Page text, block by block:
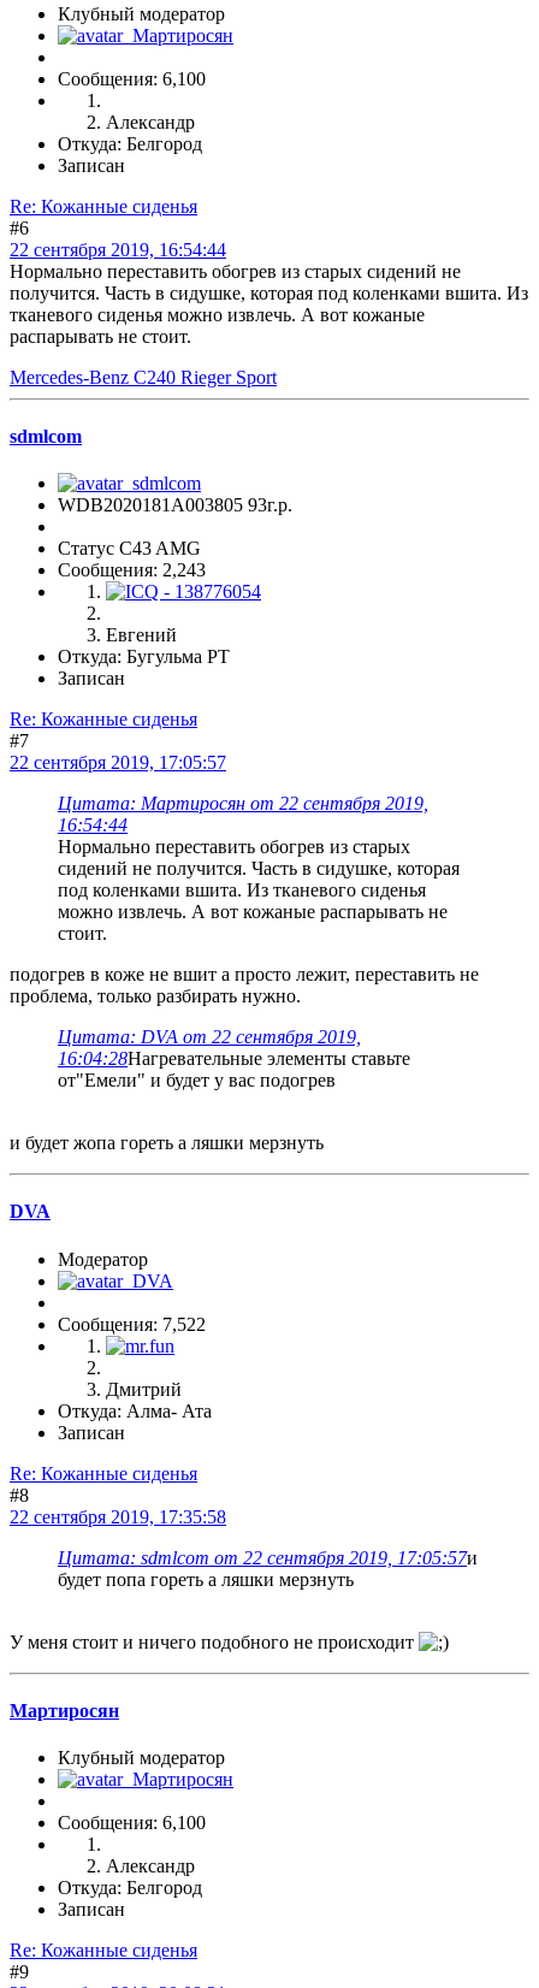
Клубный модератор
Сообщения: 6,100
Александр
Откуда: Белгород
Записан
Re: Кожанные сиденья
#6
22 сентября 2019, 16:54:44
Нормально переставить обогрев из старых сидений не
получится. Часть в сидушке, которая под коленками вшита. Из
тканевого сиденья можно извлечь. А вот кожаные
распарывать не стоит.
Mercedes-Benz C240 Rieger Sport
sdmlcom
WDB2020181A003805 93г.р.
Статус C43 AMG
Сообщения: 2,243
Евгений
Откуда: Бугульма РТ
Записан
Re: Кожанные сиденья
#7
22 сентября 2019, 17:05:57
Цитата: Мартиросян от 22 сентября 2019,
16:54:44
Нормально переставить обогрев из старых
сидений не получится. Часть в сидушке, которая
под коленками вшита. Из тканевого сиденья
можно извлечь. А вот кожаные распарывать не
стоит.
подогрев в коже не вшит а просто лежит, переставить не
проблема, только разбирать нужно.
Цитата: DVA от 22 сентября 2019,
16:04:28Нагревательные элементы ставьте
от"Емели" и будет у вас подогрев
и будет жопа гореть а ляшки мерзнуть
DVA
Модератор
Сообщения: 7,522
Дмитрий
Откуда: Алма- Ата
Записан
Re: Кожанные сиденья
#8
22 сентября 2019, 17:35:58
Цитата: sdmlcom от 22 сентября 2019, 17:05:57и
будет попа гореть а ляшки мерзнуть
У меня стоит и ничего подобного не происходит
Мартиросян
Клубный модератор
Сообщения: 6,100
Александр
Откуда: Белгород
Записан
Re: Кожанные сиденья
#9